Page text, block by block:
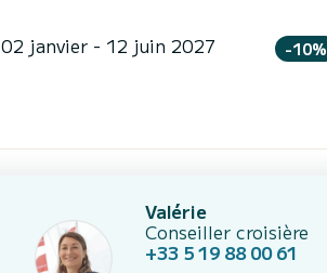
02 janvier - 12 juin 2027 -10%
Valérie
Conseiller croisière
+33 5 19 88 00 61